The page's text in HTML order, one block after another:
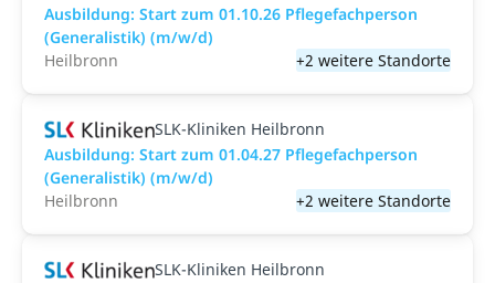
Ausbildung: Start zum 01.10.26 Pflegefachperson
(Generalistik) (m/w/d)
Heilbronn
+2 weitere Standorte
SLK-Kliniken Heilbronn
Ausbildung: Start zum 01.04.27 Pflegefachperson
(Generalistik) (m/w/d)
Heilbronn
+2 weitere Standorte
SLK-Kliniken Heilbronn